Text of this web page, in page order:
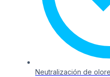
Neutralización de